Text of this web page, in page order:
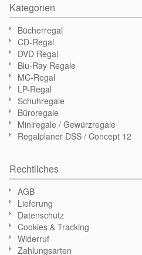
Kategorien
Bücherregal
CD-Regal
DVD Regal
Blu-Ray Regale
MC-Regal
LP-Regal
Schuhregale
Büroregale
Miniregale / Gewürzregale
Regalplaner DSS / Concept 12
Rechtliches
AGB
Lieferung
Datenschutz
Cookies & Tracking
Widerruf
Zahlungsarten